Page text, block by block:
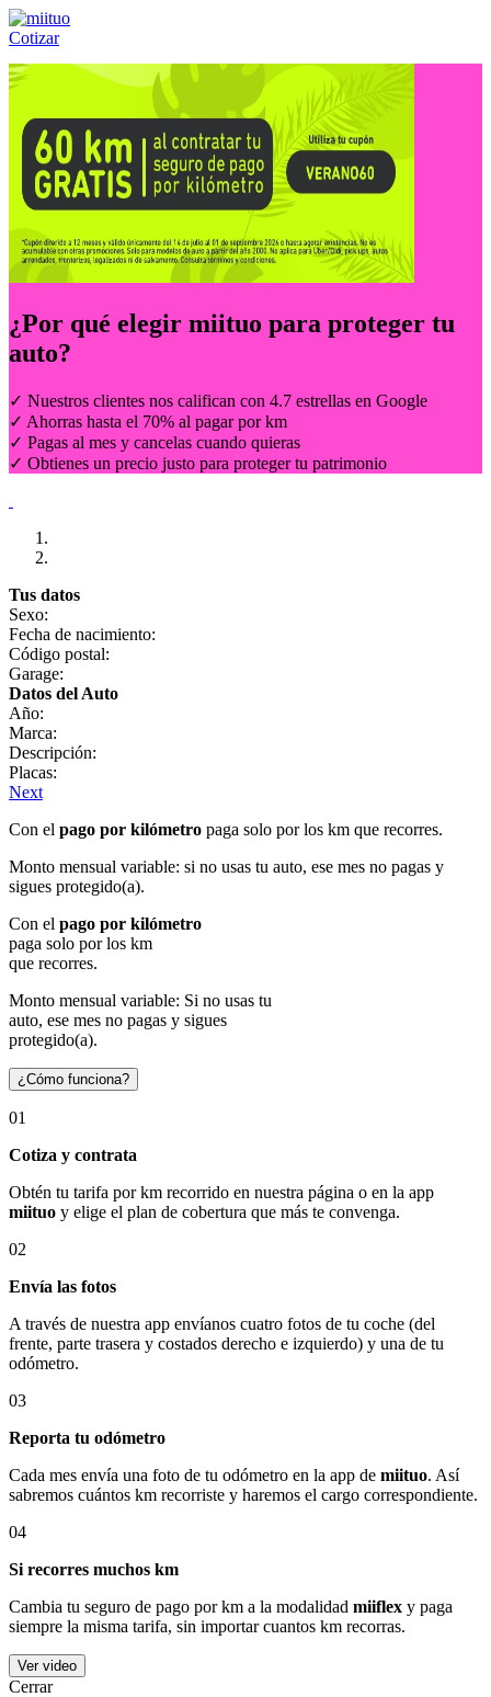
Cotizar
Llámanos al:(55) 84-21-05-00 ó
¿Por qué elegir miituo para proteger tu
auto?
✓ Nuestros clientes nos califican con 4.7 estrellas en Google
✓ Ahorras hasta el 70% al pagar por km
✓ Pagas al mes y cancelas cuando quieras
✓ Obtienes un precio justo para proteger tu patrimonio
Tus datos
Sexo:
Fecha de nacimiento:
Código postal:
Garage:
Datos del Auto
Año:
Marca:
Descripción:
Placas:
Next
Con el pago por kilómetro paga solo por los km que recorres.
Monto mensual variable: si no usas tu auto, ese mes no pagas y
sigues protegido(a).
Con el pago por kilómetro
paga solo por los km
que recorres.
Monto mensual variable: Si no usas tu
auto, ese mes no pagas y sigues
protegido(a).
¿Cómo funciona?
01
Cotiza y contrata
Obtén tu tarifa por km recorrido en nuestra página o en la app
miituo y elige el plan de cobertura que más te convenga.
02
Envía las fotos
A través de nuestra app envíanos cuatro fotos de tu coche (del
frente, parte trasera y costados derecho e izquierdo) y una de tu
odómetro.
03
Reporta tu odómetro
Cada mes envía una foto de tu odómetro en la app de miituo. Así
sabremos cuántos km recorriste y haremos el cargo correspondiente.
04
Si recorres muchos km
Cambia tu seguro de pago por km a la modalidad miiflex y paga
siempre la misma tarifa, sin importar cuantos km recorras.
Ver video
Cerrar